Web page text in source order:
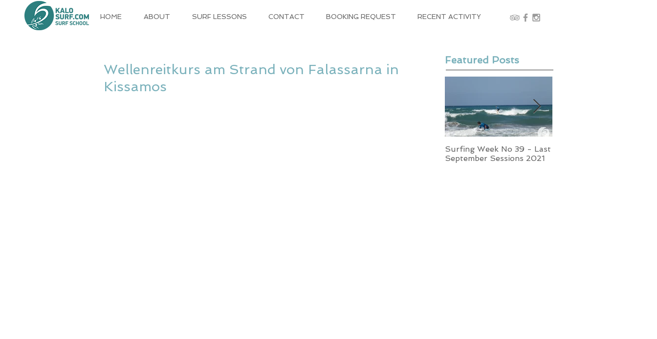
HOME ABOUT SURF LESSONS CONTACT BOOKING REQUEST RECENT ACTIVITY
Wellenreitkurs am Strand von Falassarna in
Kissamos
Featured Posts
Surfing Week No 39 - Last
September Sessions 2021